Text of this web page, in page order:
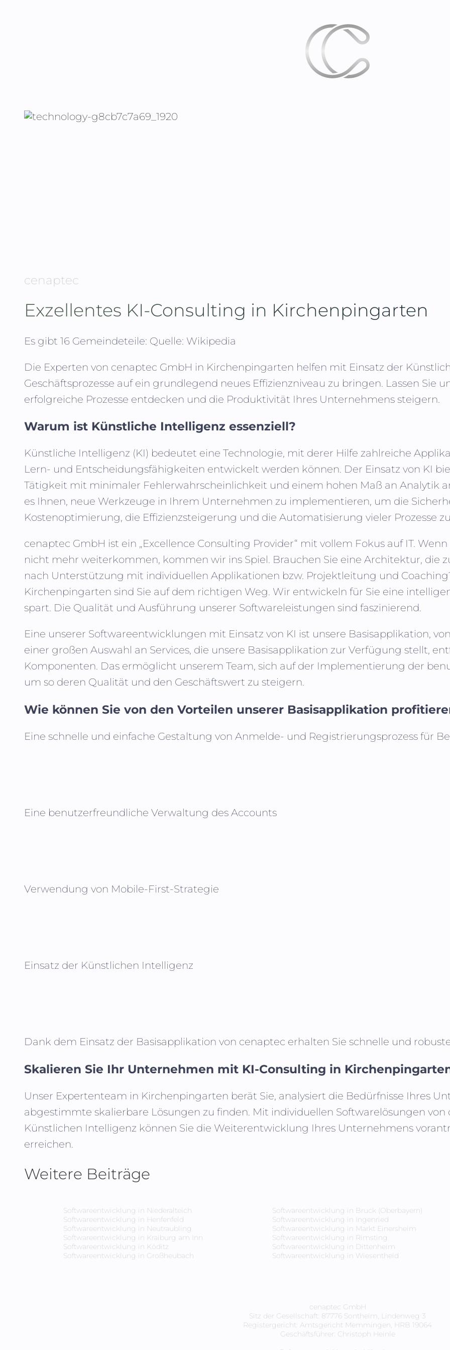
cenaptec
Exzellentes KI-Consulting in Kirchenpingarten
Es gibt 16 Gemeindeteile: Quelle: Wikipedia
Die Experten von cenaptec GmbH in Kirchenpingarten helfen mit Einsatz der
Geschäftsprozesse auf ein grundlegend neues Effizienzniveau zu bringen. Lassen Sie
erfolgreiche Prozesse entdecken und die Produktivität Ihres Unternehmens steigern.
Warum ist Künstliche Intelligenz essenziell?
Künstliche Intelligenz (KI) bedeutet eine Technologie, mit derer Hilfe zahlreiche
Lern- und Entscheidungsfähigkeiten entwickelt werden können. Der Einsatz von KI
Tätigkeit mit minimaler Fehlerwahrscheinlichkeit und einem hohen Maß an Analytik
es Ihnen, neue Werkzeuge in Ihrem Unternehmen zu implementieren, um die
Kostenoptimierung, die Effizienzsteigerung und die Automatisierung vieler Prozesse
cenaptec GmbH ist ein „Excellence Consulting Provider“ mit vollem Fokus auf IT.
nicht mehr weiterkommen, kommen wir ins Spiel. Brauchen Sie eine Architektur, die
nach Unterstützung mit individuellen Applikationen bzw. Projektleitung und
Kirchenpingarten sind Sie auf dem richtigen Weg. Wir entwickeln für Sie eine
spart. Die Qualität und Ausführung unserer Softwareleistungen sind faszinierend.
Eine unserer Softwareentwicklungen mit Einsatz von KI ist unsere Basisapplikation,
einer großen Auswahl an Services, die unsere Basisapplikation zur Verfügung stellt,
Komponenten. Das ermöglicht unserem Team, sich auf der Implementierung der
um so deren Qualität und den Geschäftswert zu steigern.
Wie können Sie von den Vorteilen unserer Basisapplikation
Eine schnelle und einfache Gestaltung von Anmelde- und Registrierungsprozess für
Eine benutzerfreundliche Verwaltung des Accounts
Verwendung von Mobile-First-Strategie
Einsatz der Künstlichen Intelligenz
Dank dem Einsatz der Basisapplikation von cenaptec erhalten Sie schnelle und
Skalieren Sie Ihr Unternehmen mit KI-Consulting in
Unser Expertenteam in Kirchenpingarten berät Sie, analysiert die Bedürfnisse Ihres
abgestimmte skalierbare Lösungen zu finden. Mit individuellen Softwarelösungen
Künstlichen Intelligenz können Sie die Weiterentwicklung Ihres Unternehmens
erreichen.
Weitere Beiträge
Softwareentwicklung in Niederalteich
Softwareentwicklung in Henfenfeld
Softwareentwicklung in Neutraubling
Softwareentwicklung in Kraiburg am Inn
Softwareentwicklung in Köditz
Softwareentwicklung in Großheubach
Softwareentwicklung in Bruck (Oberbayern)
Softwareentwicklung in Ingenried
Softwareentwicklung in Markt Einersheim
Softwareentwicklung in Rimsting
Softwareentwicklung in Dittenheim
Softwareentwicklung in Wiesentheid
cenaptec GmbH
Sitz der Gesellschaft: 87776 Sontheim, Lindenweg 3
Registergericht: Amtsgericht Memmingen, HRB 19064
Geschäftsführer: Christoph Heinle